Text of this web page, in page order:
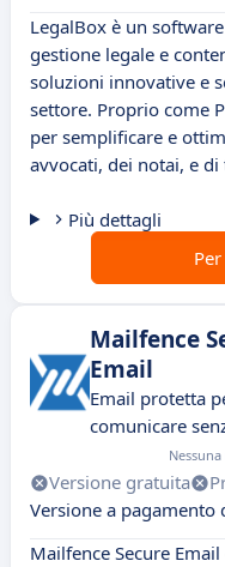
LegalBox è un
gestione legale e
soluzioni innovative e
settore. Proprio come
per semplificare e
avvocati, dei notai, e
Più dettagli
Mailfence
Email
Email protetta
comunicare
Versione gratuita
Versione a pagamento
Mailfence Secure